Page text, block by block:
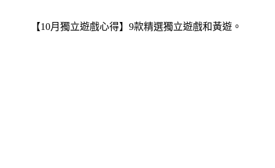
【10月獨立遊戲心得】9款精選獨立遊戲和黃遊。